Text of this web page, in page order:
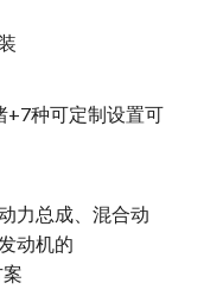
+7种可定制设置可
力总成、混合动
动机的